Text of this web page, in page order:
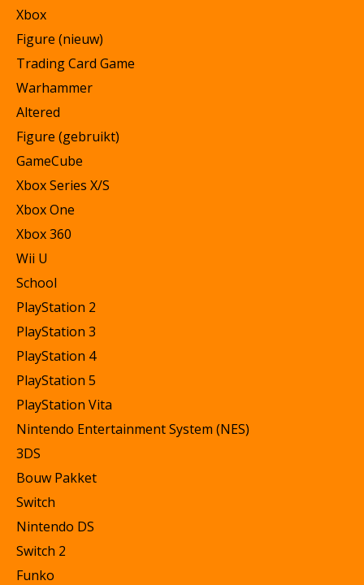
Xbox
Figure (nieuw)
Trading Card Game
Warhammer
Altered
Figure (gebruikt)
GameCube
Xbox Series X/S
Xbox One
Xbox 360
Wii U
School
PlayStation 2
PlayStation 3
PlayStation 4
PlayStation 5
PlayStation Vita
Nintendo Entertainment System (NES)
3DS
Bouw Pakket
Switch
Nintendo DS
Switch 2
Funko